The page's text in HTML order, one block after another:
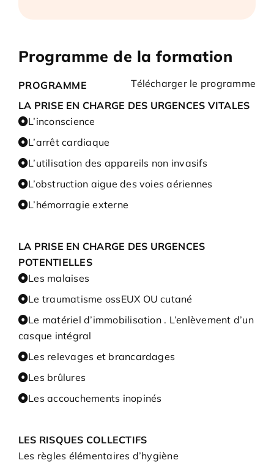
Programme de la formation
PROGRAMME
Télécharger le programme
LA PRISE EN CHARGE DES URGENCES VITALES
L’inconscience
L’arrêt cardiaque
L’utilisation des appareils non invasifs
L’obstruction aigue des voies aériennes
L’hémorragie externe
LA PRISE EN CHARGE DES URGENCES
POTENTIELLES
Les malaises
Le traumatisme ossEUX OU cutané
Le matériel d’immobilisation . L’enlèvement d’un
casque intégral
Les relevages et brancardages
Les brûlures
Les accouchements inopinés
LES RISQUES COLLECTIFS
Les règles élémentaires d’hygiène